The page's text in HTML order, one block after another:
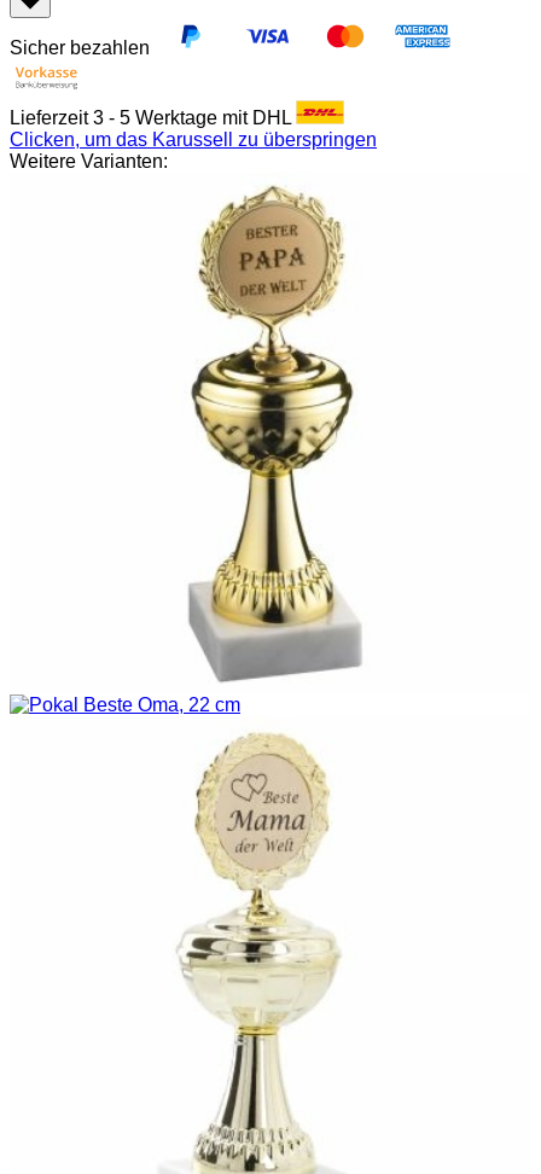
Sicher bezahlen
Lieferzeit 3 - 5 Werktage mit DHL
Clicken, um das Karussell zu überspringen
Weitere Varianten: